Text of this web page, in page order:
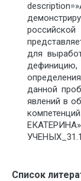
для
данной
явлений в
Список